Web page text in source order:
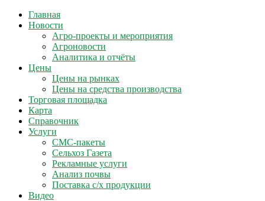
Главная
Новости
Агро-проекты и мероприятия
Агроновости
Аналитика и отчёты
Цены
Цены на рынках
Цены на средства производства
Торговая площадка
Карта
Справочник
Услуги
СМС-пакеты
Сельхоз Газета
Рекламные услуги
Анализ почвы
Поставка с/х продукции
Видео